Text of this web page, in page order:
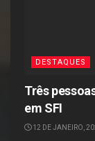
DESTAQUES
Três
em SFI
12 DE JANEIRO,